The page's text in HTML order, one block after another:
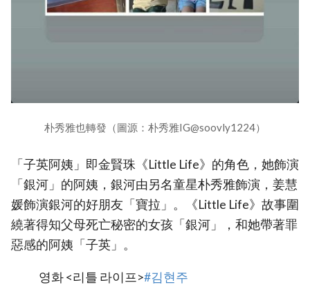
朴秀雅也轉發（圖源：朴秀雅IG@soovly1224）
「子英阿姨」即金賢珠《Little Life》的角色，她飾演
「銀河」的阿姨，銀河由另名童星朴秀雅飾演，姜慧
媛飾演銀河的好朋友「寶拉」。《Little Life》故事圍
繞著得知父母死亡秘密的女孩「銀河」，和她帶著罪
惡感的阿姨「子英」。
영화 <리틀 라이프>#김현주